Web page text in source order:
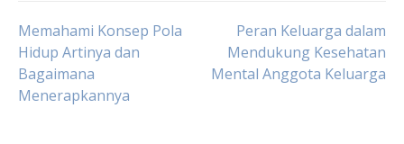
Post
navigation
Memahami Konsep Pola
Hidup Artinya dan
Bagaimana
Menerapkannya
Peran Keluarga dalam
Mendukung Kesehatan
Mental Anggota Keluarga